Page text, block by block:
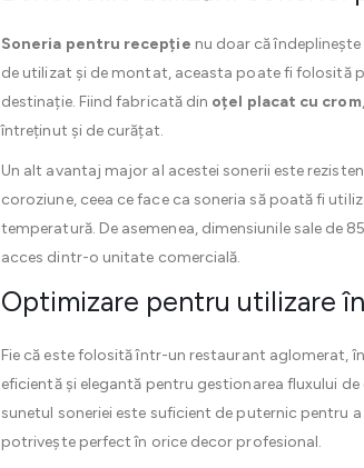
Soneria pentru recepție nu doar că
de utilizat și de montat, aceasta poate fi folosită
destinație. Fiind fabricată din oțel placat cu crom
întreținut și de curățat.
Un alt avantaj major al acestei sonerii este
coroziune, ceea ce face ca soneria să poată fi
temperatură. De asemenea, dimensiunile sale de
acces dintr-o unitate comercială.
Optimizare pentru utilizare
Fie că este folosită într-un restaurant aglomerat,
eficientă și elegantă pentru gestionarea fluxului
sunetul soneriei este suficient de puternic pentru
potrivește perfect în orice decor profesional.